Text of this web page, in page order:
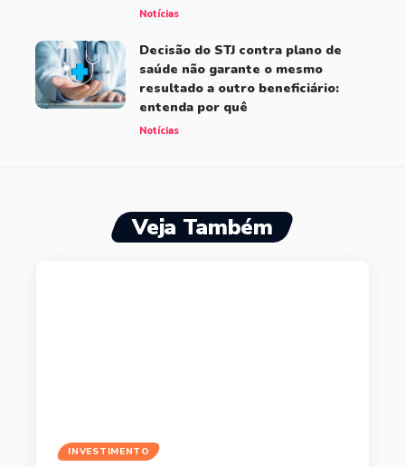
Notícias
Decisão do STJ contra plano de
saúde não garante o mesmo
resultado a outro beneficiário:
entenda por quê
Notícias
Veja Também
INVESTIMENTO